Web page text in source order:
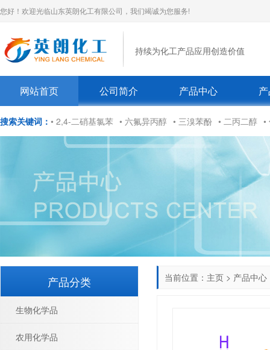
您好！欢迎光临山东英朗化工有限公司，我们竭诚为您服务!
持续为化工产品应用创造价值
网站首页 公司简介 产品中心
搜索关键词： • 2,4-二硝基氯苯 • 六氟异丙醇 • 三溴苯酚 • 二丙二醇 •
当前位置： 主页 > 产品中心
产品分类
生物化学品
农用化学品